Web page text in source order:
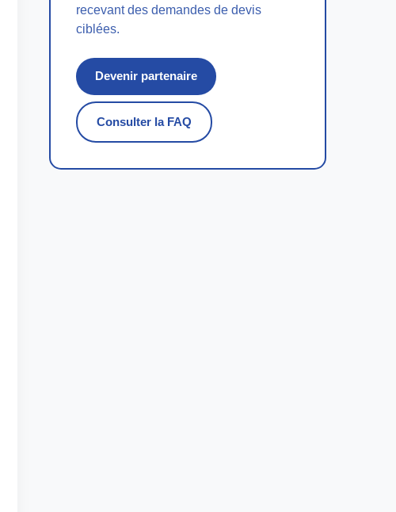
recevant des demandes de devis
ciblées.
Devenir partenaire
Consulter la FAQ